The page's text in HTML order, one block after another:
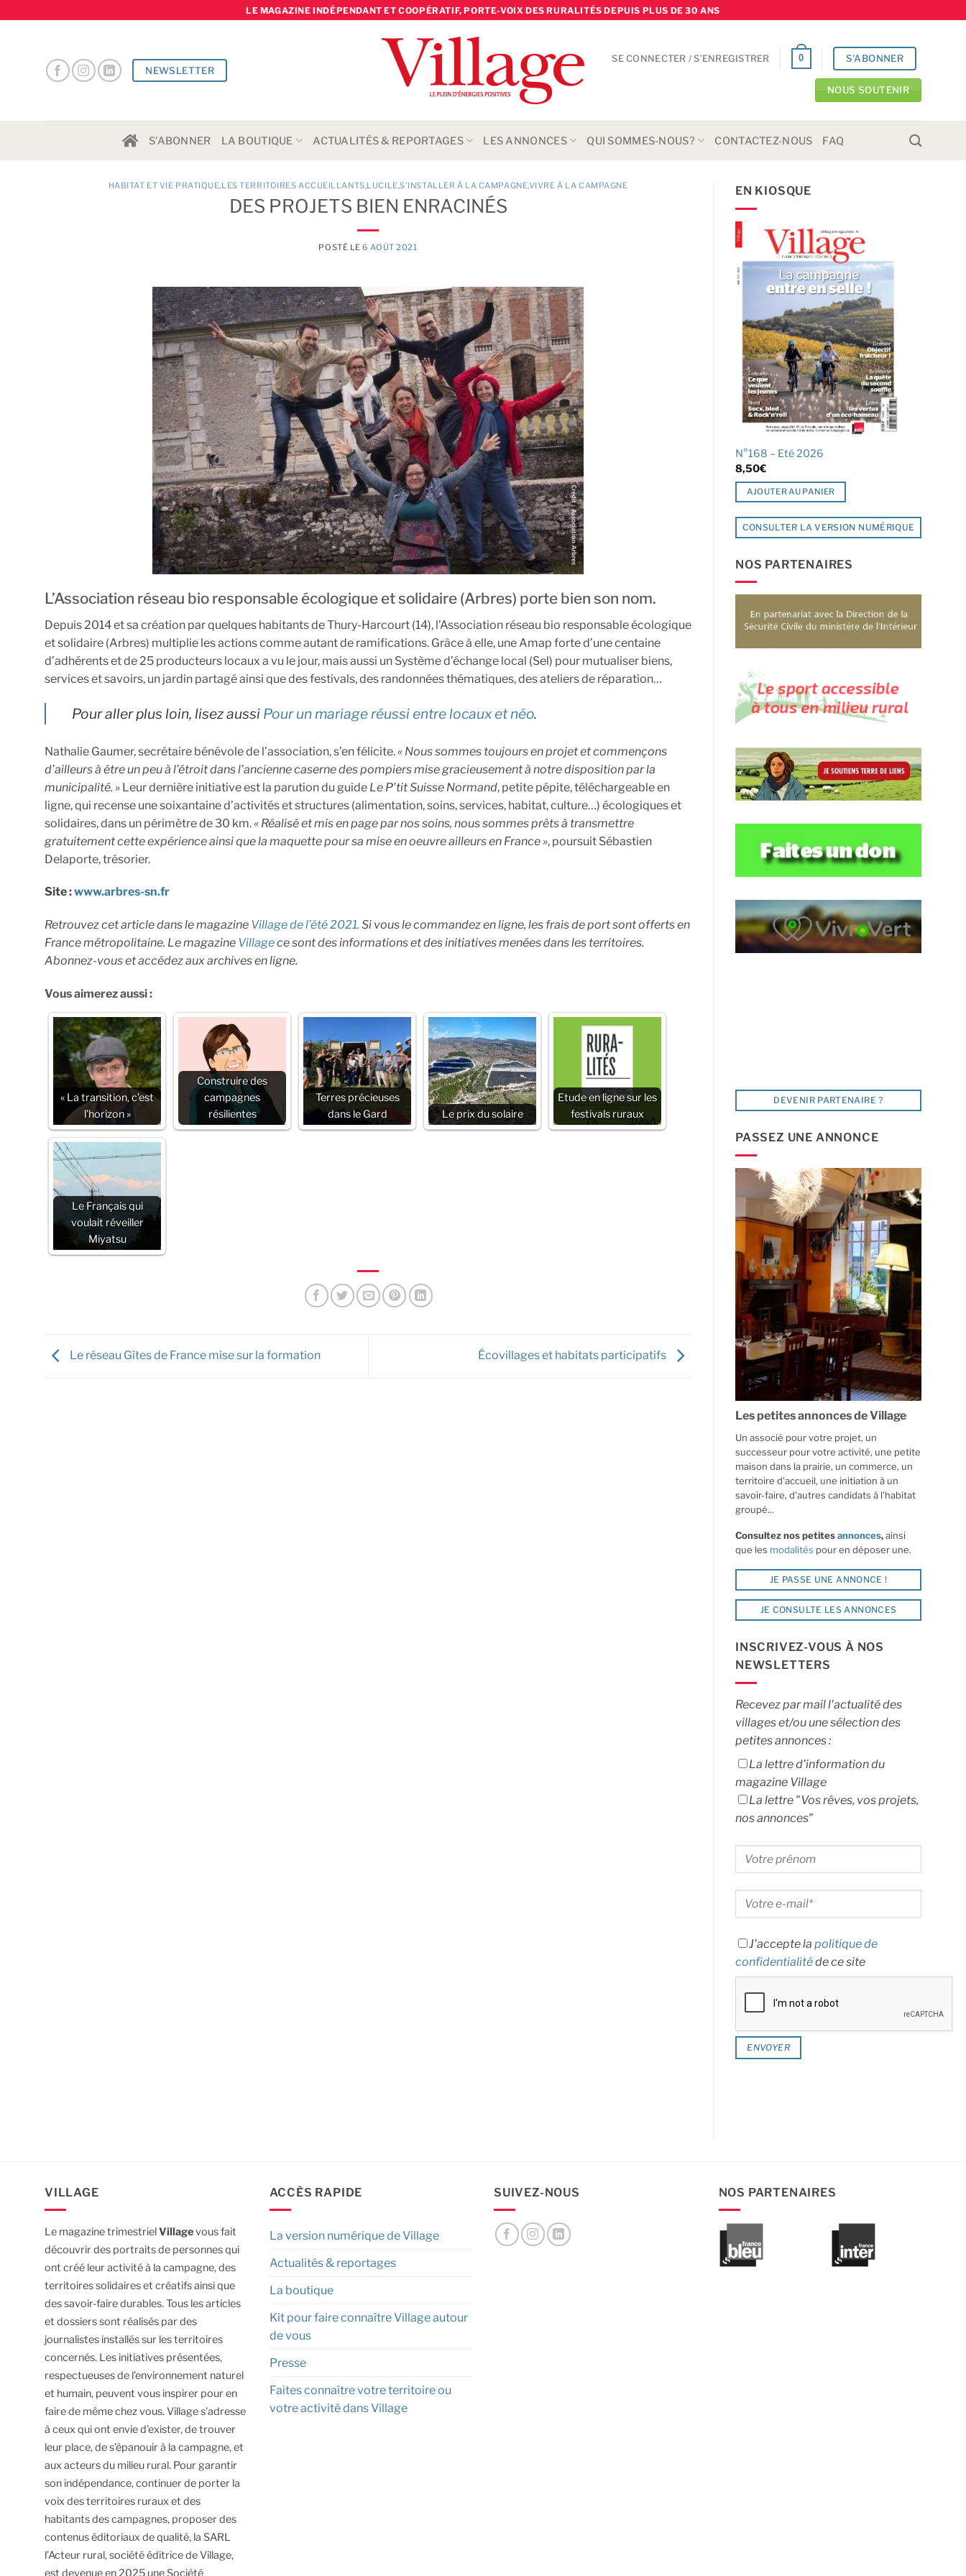
LE MAGAZINE INDÉPENDANT ET COOPÉRATIF, PORTE-VOIX DES RURALITÉS DEPUIS PLUS DE 30 ANS
NEWSLETTER
SE CONNECTER / S’ENREGISTRER 0 S'ABONNER
NOUS SOUTENIR
S’ABONNER LA BOUTIQUE ACTUALITÉS & REPORTAGES LES ANNONCES QUI SOMMES-NOUS? CONTACTEZ-NOUS FAQ
HABITAT ET VIE PRATIQUE,LES TERRITOIRES ACCUEILLANTS,LUCILE,S'INSTALLER À LA CAMPAGNE,VIVRE À LA CAMPAGNE
DES PROJETS BIEN ENRACINÉS
POSTÉ LE6 AOÛT 2021
L’Association réseau bio responsable écologique et solidaire (Arbres) porte bien son nom.
Depuis 2014 et sa création par quelques habitants de Thury-Harcourt (14), l’Association réseau bio responsable écologique
et solidaire (Arbres) multiplie les actions comme autant de ramifications. Grâce à elle, une Amap forte d’une centaine
d’adhérents et de 25 producteurs locaux a vu le jour, mais aussi un Système d’échange local (Sel) pour mutualiser biens,
services et savoirs, un jardin partagé ainsi que des festivals, des randonnées thématiques, des ateliers de réparation…
Pour aller plus loin, lisez aussi Pour un mariage réussi entre locaux et néo.
Nathalie Gaumer, secrétaire bénévole de l’association, s’en félicite.« Nous sommes toujours en projet et commençons
d’ailleurs à être un peu à l’étroit dans l’ancienne caserne des pompiers mise gracieusement à notre disposition par la
municipalité. » Leur dernière initiative est la parution du guide Le P’tit Suisse Normand, petite pépite, téléchargeable en
ligne, qui recense une soixantaine d’activités et structures (alimentation, soins, services, habitat, culture…) écologiques et
solidaires, dans un périmètre de 30 km.« Réalisé et misen page par nos soins, nous sommes prêts à transmettre
gratuitement cette expérience ainsi que la maquette poursa mise en oeuvre ailleurs en France », poursuit Sébastien
Delaporte, trésorier.
Site :www.arbres-sn.fr
Retrouvez cet article dans le magazine Village de l’été 2021. Si vous le commandez en ligne, les frais de port sont offerts en
France métropolitaine. Le magazine Villagece sont des informations et des initiatives menées dans les territoires.
Abonnez-vous et accédez aux archives en ligne.
Vous aimerez aussi :
« La transition, c’est
l’horizon »
Construire des
campagnes
résilientes
Terres précieuses
dans le Gard
Le prix du solaire
Etude en ligne sur les
festivals ruraux
Le Français qui
voulait réveiller
Miyatsu
Le réseau Gîtes de France mise sur la formation Écovillages et habitats participatifs
EN KIOSQUE
N°168 – Eté 2026
8,50€
AJOUTER AU PANIER
CONSULTER LA VERSION NUMÉRIQUE
NOS PARTENAIRES
DEVENIR PARTENAIRE ?
PASSEZ UNE ANNONCE
Les petites annonces de Village
Un associé pour votre projet, un
successeur pour votre activité, une petite
maison dans la prairie, un commerce, un
territoire d'accueil, une initiation à un
savoir-faire, d'autres candidats à l'habitat
groupé...
Consultez nos petitesannonces,ainsi
que les modalités pour en déposer une.
JE PASSE UNE ANNONCE !
JE CONSULTE LES ANNONCES
INSCRIVEZ-VOUS À NOS
NEWSLETTERS
Recevez par mail l'actualité des
villages et/ou une sélection des
petites annonces :
La lettre d'information du
magazine Village
La lettre "Vos rêves, vos projets,
nos annonces"
J'accepte la politique de
confidentialitéde ce site
VILLAGE
Le magazine trimestrielVillagevous fait
découvrir des portraits de personnes qui
ont créé leur activité à la campagne, des
territoires solidaires et créatifs ainsi que
des savoir-faire durables.Tous les articles
et dossiers sont réalisés par des
journalistes installés sur les territoires
concernés. Les initiatives présentées,
respectueuses de l’environnement naturel
et humain, peuvent vous inspirer pour en
faire de même chez vous.Village s'adresse
à ceux qui ont envie d’exister, de trouver
leur place, de s’épanouir à la campagne, et
aux acteurs du milieu rural. Pour garantir
son indépendance, continuer de porter la
voix des territoires ruraux et des
habitants des campagnes, proposer des
contenus éditoriaux de qualité, la SARL
l’Acteur rural, société éditrice de Village,
est devenue en 2025 une Société
ACCÈS RAPIDE
La version numérique de Village
Actualités & reportages
La boutique
Kit pour faire connaître Village autour
de vous
Presse
Faites connaître votre territoire ou
votre activité dans Village
SUIVEZ-NOUS NOS PARTENAIRES